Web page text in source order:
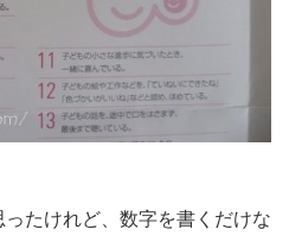
たけれど、数字を書くだけな